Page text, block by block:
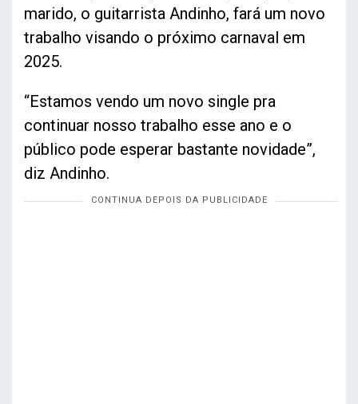
marido, o guitarrista Andinho, fará um novo
trabalho visando o próximo carnaval em
2025.
“Estamos vendo um novo single pra
continuar nosso trabalho esse ano e o
público pode esperar bastante novidade”,
diz Andinho.